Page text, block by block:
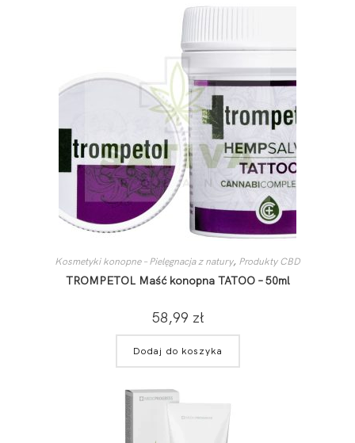
Kosmetyki konopne – Pielęgnacja z natury, Produkty CBD
TROMPETOL Maść konopna TATOO – 50ml
58,99 zł
Dodaj do koszyka